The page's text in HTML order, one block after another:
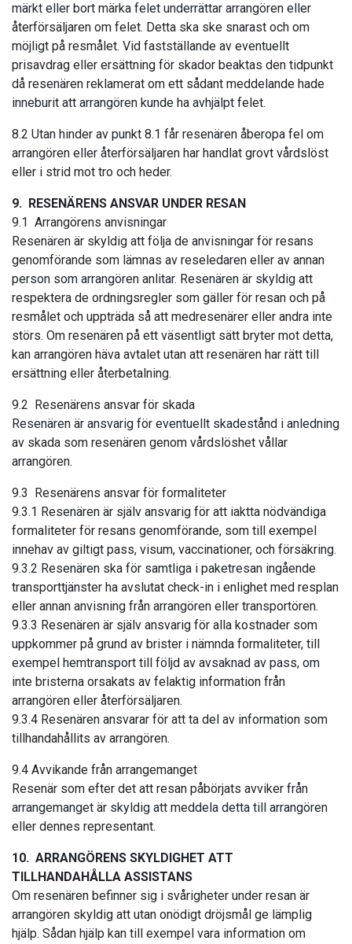
märkt eller bort märka felet underrättar arrangören eller
återförsäljaren om felet. Detta ska ske snarast och om
möjligt på resmålet. Vid fastställande av eventuellt
prisavdrag eller ersättning för skador beaktas den tidpunkt
då resenären reklamerat om ett sådant meddelande hade
inneburit att arrangören kunde ha avhjälpt felet.
8.2 Utan hinder av punkt 8.1 får resenären åberopa fel om
arrangören eller återförsäljaren har handlat grovt vårdslöst
eller i strid mot tro och heder.
9. RESENÄRENS ANSVAR UNDER RESAN
9.1 Arrangörens anvisningar
Resenären är skyldig att följa de anvisningar för resans
genomförande som lämnas av reseledaren eller av annan
person som arrangören anlitar. Resenären är skyldig att
respektera de ordningsregler som gäller för resan och på
resmålet och uppträda så att medresenärer eller andra inte
störs. Om resenären på ett väsentligt sätt bryter mot detta,
kan arrangören häva avtalet utan att resenären har rätt till
ersättning eller återbetalning.
9.2 Resenärens ansvar för skada
Resenären är ansvarig för eventuellt skadestånd i anledning
av skada som resenären genom vårdslöshet vållar
arrangören.
9.3 Resenärens ansvar för formaliteter
9.3.1 Resenären är själv ansvarig för att iaktta nödvändiga
formaliteter för resans genomförande, som till exempel
innehav av giltigt pass, visum, vaccinationer, och försäkring.
9.3.2 Resenären ska för samtliga i paketresan ingående
transporttjänster ha avslutat check-in i enlighet med resplan
eller annan anvisning från arrangören eller transportören.
9.3.3 Resenären är själv ansvarig för alla kostnader som
uppkommer på grund av brister i nämnda formaliteter, till
exempel hemtransport till följd av avsaknad av pass, om
inte bristerna orsakats av felaktig information från
arrangören eller återförsäljaren.
9.3.4 Resenären ansvarar för att ta del av information som
tillhandahållits av arrangören.
9.4 Avvikande från arrangemanget
Resenär som efter det att resan påbörjats avviker från
arrangemanget är skyldig att meddela detta till arrangören
eller dennes representant.
10. ARRANGÖRENS SKYLDIGHET ATT
TILLHANDAHÅLLA ASSISTANS
Om resenären befinner sig i svårigheter under resan är
arrangören skyldig att utan onödigt dröjsmål ge lämplig
hjälp. Sådan hjälp kan till exempel vara information om